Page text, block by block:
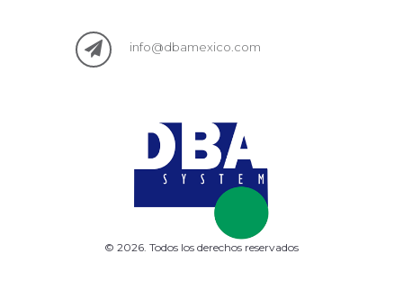
info@dbamexico.com
© 2026. Todos los derechos reservados